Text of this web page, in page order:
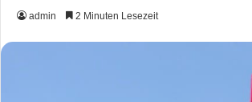
admin 2 Minuten Lesezeit